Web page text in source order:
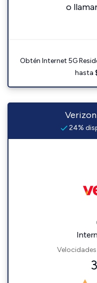
o
Obtén Internet 5G
hasta
24%